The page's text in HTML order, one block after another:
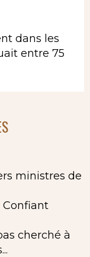
dans les
entre 75
ministres de
Confiant
cherché à